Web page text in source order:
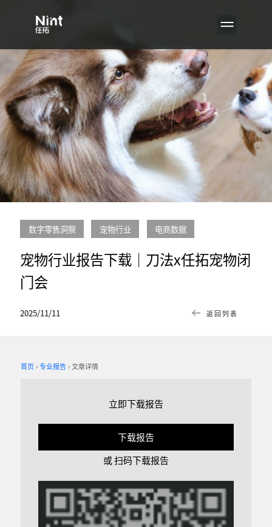
返回列表
2025/11/11
宠物行业报告下载｜刀法x任拓宠物闭
门会
数字零售洞察 宠物行业 电商数据
首页 专业报告 文章详情
立即下载报告
下载报告
或 扫码下载报告